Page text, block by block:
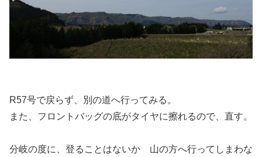
R57号で戻らず、別の道へ行ってみる。
また、フロントバッグの底がタイヤに擦れるので、直す。
分岐の度に、登ることはないか 山の方へ行ってしまわな